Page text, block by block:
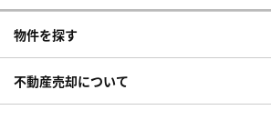
物件を探す
不動産売却について